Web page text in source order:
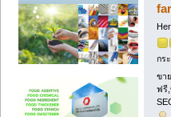
กร
ขา
ฟรี,